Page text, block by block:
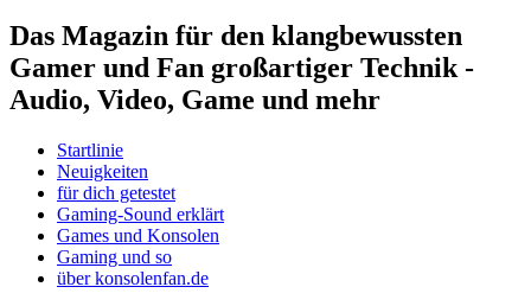
Das Magazin für den klangbewussten
Gamer und Fan großartiger Technik -
Audio, Video, Game und mehr
Startlinie
Neuigkeiten
für dich getestet
Gaming-Sound erklärt
Games und Konsolen
Gaming und so
über konsolenfan.de